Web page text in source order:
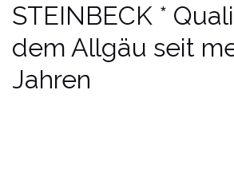
STEINBECK *
dem Allgäu seit
Jahren